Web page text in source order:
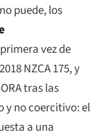
puede, los
vez de
NZCA 175, y
tras las
y no coercitivo: el
a una